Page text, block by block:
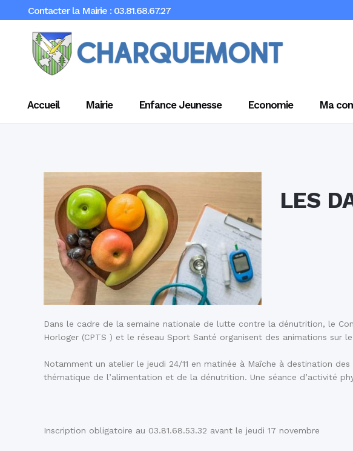
Contacter la Mairie : 03.81.68.67.27
Accueil Mairie Enfance Jeunesse Economie Ma
LES
Dans le cadre de la semaine nationale de lutte contre la dénutrition, le
Horloger (CPTS ) et le réseau Sport Santé organisent des animations sur
Notamment un atelier le jeudi 24/11 en matinée à Maîche à destination
thématique de l’alimentation et de la dénutrition. Une séance d’activité
Inscription obligatoire au 03.81.68.53.32 avant le jeudi 17 novembre